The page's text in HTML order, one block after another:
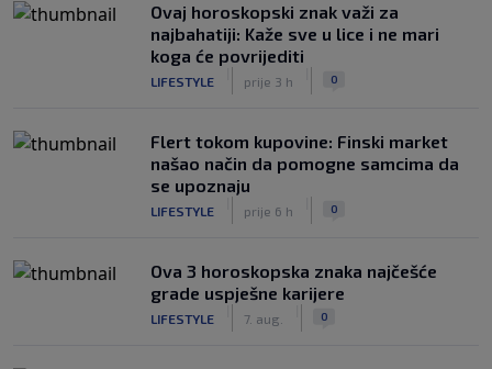
Ovaj horoskopski znak važi za
najbahatiji: Kaže sve u lice i ne mari
koga će povrijediti
LIFESTYLE prije 3 h 0
Flert tokom kupovine: Finski market
našao način da pomogne samcima da
se upoznaju
LIFESTYLE prije 6 h 0
Ova 3 horoskopska znaka najčešće
grade uspješne karijere
LIFESTYLE 7. aug. 0